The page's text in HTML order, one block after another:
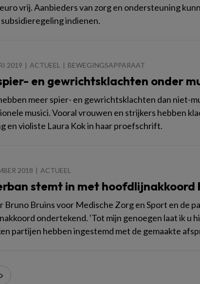
vrij. Aanbieders van zorg en ondersteuning
indienen.
2019 ACTUEEL BEWEGINGSAPPARAAT
en gewrichtsklachten onder
meer spier- en gewrichtsklachten dan niet-
musici. Vooral vrouwen en strijkers hebben
en violiste Laura Kok in haar proefschrift.
2018 ACTUEEL
stemt in met hoofdlijnakkoord
Bruno Bruins voor Medische Zorg en Sport en de
ondertekend. 'Tot mijn genoegen laat ik u
partijen hebben ingestemd met de gemaakte